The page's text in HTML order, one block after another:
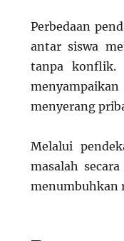
Perbedaan
antar siswa
tanpa konflik.
menyerang
Melalui
masalah
menumbuhkan